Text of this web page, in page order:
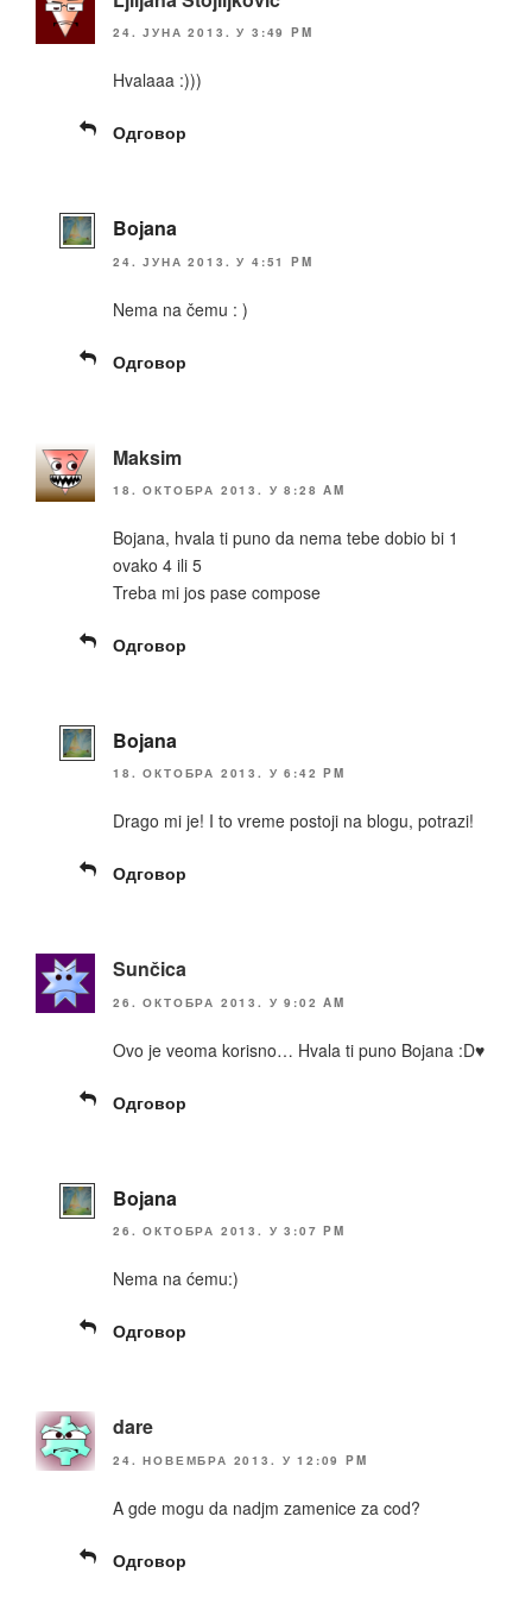
24. ЈУНА 2013. У 3:49 PM
Hvalaaa :)))
Одговор
Bojana
24. ЈУНА 2013. У 4:51 PM
Nema na čemu : )
Одговор
Maksim
18. ОКТОБРА 2013. У 8:28 AM
Bojana, hvala ti puno da nema tebe dobio bi 1
ovako 4 ili 5
Treba mi jos pase compose
Одговор
Bojana
18. ОКТОБРА 2013. У 6:42 PM
Drago mi je! I to vreme postoji na blogu, potrazi!
Одговор
Sunčica
26. ОКТОБРА 2013. У 9:02 AM
Ovo je veoma korisno… Hvala ti puno Bojana :D♥
Одговор
Bojana
26. ОКТОБРА 2013. У 3:07 PM
Nema na ćemu:)
Одговор
dare
24. НОВЕМБРА 2013. У 12:09 PM
A gde mogu da nadjm zamenice za cod?
Одговор